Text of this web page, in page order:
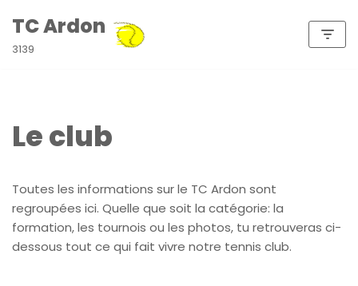
Aller
TC Ardon
3139
Le club
Toutes les informations sur le TC Ardon sont
regroupées ici. Quelle que soit la catégorie: la
formation, les tournois ou les photos, tu retrouveras ci-
dessous tout ce qui fait vivre notre tennis club.